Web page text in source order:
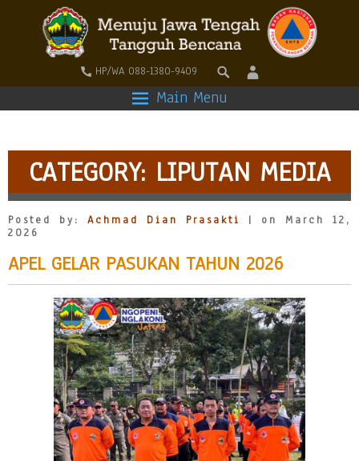
HP/WA 088-1380-9409
Main Menu
CATEGORY: LIPUTAN MEDIA
Posted by: Achmad Dian Prasakti
| on March 12,
2026
APEL GELAR PASUKAN TAHUN 2026